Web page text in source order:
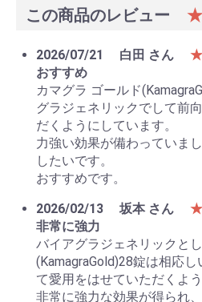
この商品のレビュー
2026/07/21 白田 さん
おすすめ
カマグラ ゴールド
グラジェネリックでして前
だくようにしています。
力強い効果が備わっていま
したいです。
おすすめです。
2026/02/13
坂本 さん
非常に強力
バイアグラジェネリックと
(KamagraGold)28錠は相応
て愛用をはせていただくよ
非常に強力な効果が得られ